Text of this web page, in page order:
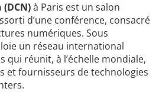
à Paris est un salon
d’une conférence, consacré
numériques. Sous
un réseau international
qui réunit, à l’échelle mondiale,
et fournisseurs de technologies